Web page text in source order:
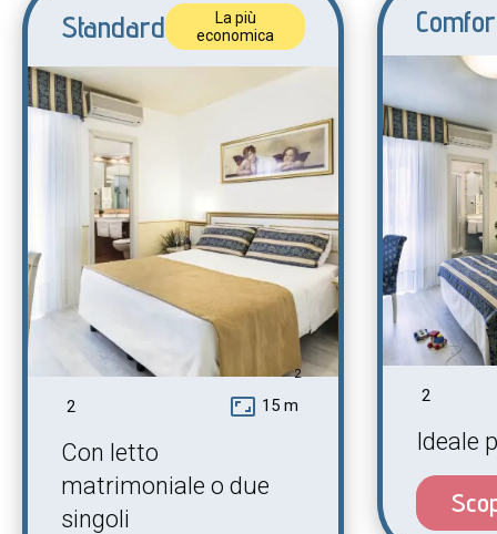
Standard
La più
economica
2 aspect_ratio 15 m
2
Con letto
matrimoniale o due
singoli
2
Ideale